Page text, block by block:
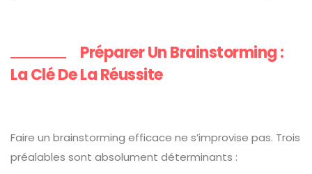
Préparer Un Brainstorming :
La Clé De La Réussite
Faire un brainstorming efficace ne s’improvise pas. Trois
préalables sont absolument déterminants :